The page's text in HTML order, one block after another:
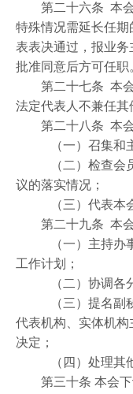
第二十六条 本会
特殊情况需延长任
表表决通过，报业
批准同意后方可任职
第二十七条 本会
法定代表人不兼任其
第二十八条 本会
（一）召集和主
（二）检查会员
议的落实情况；
（三）代表本会
第二十九条 本会
（一）主持办事
工作计划；
（二）协调各分
（三）提名副秘
代表机构、实体机
决定；
（四）处理其他
第三十条 本会下